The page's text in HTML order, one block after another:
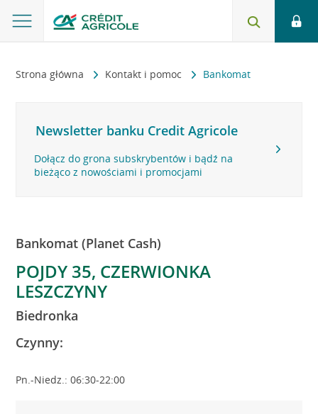
Strona główna Kontakt i pomoc Bankomat
Newsletter banku Credit Agricole
Dołącz do grona subskrybentów i bądź na
bieżąco z nowościami i promocjami
Bankomat (Planet Cash)
POJDY 35, CZERWIONKA
LESZCZYNY
Biedronka
Czynny:
Pn.-Niedz.: 06:30-22:00